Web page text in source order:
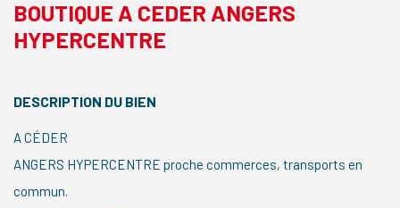
BOUTIQUE A CEDER ANGERS
HYPERCENTRE
DESCRIPTION DU BIEN
A CÉDER
ANGERS HYPERCENTRE proche commerces, transports en
commun.